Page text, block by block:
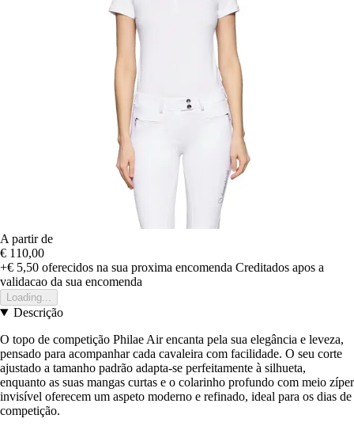
A partir de
€ 110,00
+€ 5,50 oferecidos na sua proxima encomenda Creditados apos a
validacao da sua encomenda
Loading...
Descrição
O topo de competição Philae Air encanta pela sua elegância e leveza,
pensado para acompanhar cada cavaleira com facilidade. O seu corte
ajustado a tamanho padrão adapta-se perfeitamente à silhueta,
enquanto as suas mangas curtas e o colarinho profundo com meio zíper
invisível oferecem um aspeto moderno e refinado, ideal para os dias de
competição.